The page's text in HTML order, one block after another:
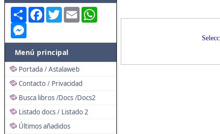
Share FacebookTwitterEmail
Menú principal
Portada / Astalaweb
Contacto / Privacidad
Busca libros /Docs /Docs2
Listado docs / Listado 2
Últimos añadidos